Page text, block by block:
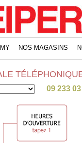
NOS MAGASINS
09 233